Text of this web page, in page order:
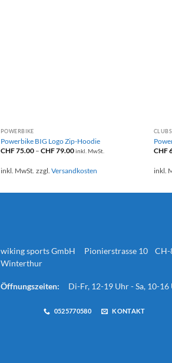
POWERBIKE
Powerbike BIG Logo Zip-Hoodie
CHF75.00– CHF79.00inkl. MwSt.
inkl. MwSt. zzgl. Versandkosten
CHF
inkl.
wiking sports GmbH Pionierstrasse 10 CH-
Winterthur
Öffnungszeiten: Di-Fr, 12-19 Uhr - Sa, 10-16
0525770580 KONTAKT